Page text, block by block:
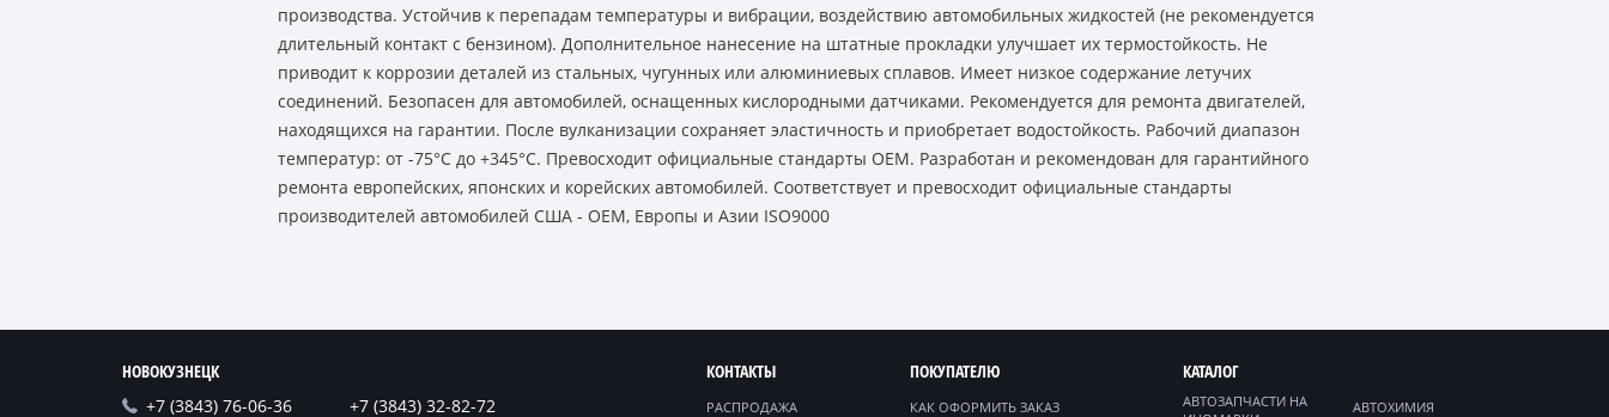
производства. Устойчив к перепадам температуры и вибрации, воздействию автомобильных жидкостей (не рекомендуется
длительный контакт с бензином). Дополнительное нанесение на штатные прокладки улучшает их термостойкость. Не
приводит к коррозии деталей из стальных, чугунных или алюминиевых сплавов. Имеет низкое содержание летучих
соединений. Безопасен для автомобилей, оснащенных кислородными датчиками. Рекомендуется для ремонта двигателей,
находящихся на гарантии. После вулканизации сохраняет эластичность и приобретает водостойкость. Рабочий диапазон
температур: от -75°C до +345°C. Превосходит официальные стандарты OEM. Разработан и рекомендован для гарантийного
ремонта европейских, японских и корейских автомобилей. Соответствует и превосходит официальные стандарты
производителей автомобилей США - ОЕМ, Европы и Азии ISO9000
НОВОКУЗНЕЦК
+7 (3843) 76-06-36
+7 (3843) 32-82-72
КОНТАКТЫ
РАСПРОДАЖА
ПОКУПАТЕЛЮ
КАК ОФОРМИТЬ ЗАКАЗ
КАТАЛОГ
АВТОЗАПЧАСТИ НА
АВТОХИМИЯ